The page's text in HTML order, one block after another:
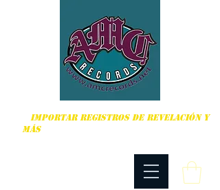
IMPORTAR REGISTROS DE REVELACIÓN Y
MÁS